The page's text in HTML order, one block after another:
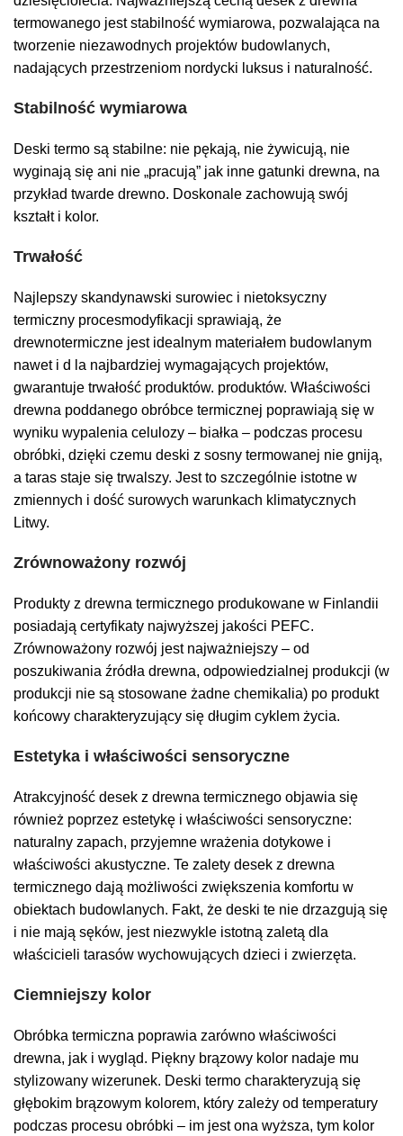
termowanego jest stabilność wymiarowa, pozwalająca na
tworzenie niezawodnych projektów budowlanych,
nadających przestrzeniom nordycki luksus i naturalność.
Stabilność wymiarowa
Deski termo są stabilne: nie pękają, nie żywicują, nie
wyginają się ani nie „pracują” jak inne gatunki drewna, na
przykład twarde drewno. Doskonale zachowują swój
kształt i kolor.
Trwałość
Najlepszy skandynawski surowiec i nietoksyczny
termiczny procesmodyfikacji sprawiają, że
drewnotermiczne jest idealnym materiałem budowlanym
nawet i d la najbardziej wymagających projektów,
gwarantuje trwałość produktów. produktów. Właściwości
drewna poddanego obróbce termicznej poprawiają się w
wyniku wypalenia celulozy – białka – podczas procesu
obróbki, dzięki czemu deski z sosny termowanej nie gniją,
a taras staje się trwalszy. Jest to szczególnie istotne w
zmiennych i dość surowych warunkach klimatycznych
Litwy.
Zrównoważony rozwój
Produkty z drewna termicznego produkowane w Finlandii
posiadają certyfikaty najwyższej jakości PEFC.
Zrównoważony rozwój jest najważniejszy – od
poszukiwania źródła drewna, odpowiedzialnej produkcji (w
produkcji nie są stosowane żadne chemikalia) po produkt
końcowy charakteryzujący się długim cyklem życia.
Estetyka i właściwości sensoryczne
Atrakcyjność desek z drewna termicznego objawia się
również poprzez estetykę i właściwości sensoryczne:
naturalny zapach, przyjemne wrażenia dotykowe i
właściwości akustyczne. Te zalety desek z drewna
termicznego dają możliwości zwiększenia komfortu w
obiektach budowlanych. Fakt, że deski te nie drzazgują się
i nie mają sęków, jest niezwykle istotną zaletą dla
właścicieli tarasów wychowujących dzieci i zwierzęta.
Ciemniejszy kolor
Obróbka termiczna poprawia zarówno właściwości
drewna, jak i wygląd. Piękny brązowy kolor nadaje mu
stylizowany wizerunek. Deski termo charakteryzują się
głębokim brązowym kolorem, który zależy od temperatury
podczas procesu obróbki – im jest ona wyższa, tym kolor